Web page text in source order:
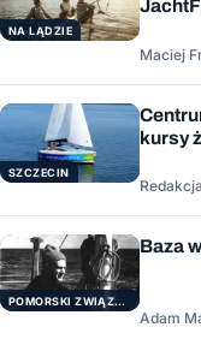
NA LĄDZIE
Maciej
SZCZECIN
kursy
POMORSKI ZWIĄZEK ŻEGLARSKI
Baza
Adam